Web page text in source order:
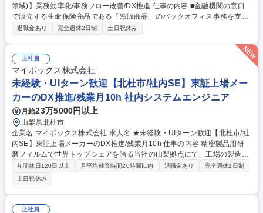
領域)】業務効率化/事務フロー改善/DX推進 仕事の内容 ■金融機関の窓口
で販売する生命保険商品である「窓販商品」のバックオフィス事務を支え
るシステム開発および事務企画ができる即戦力人材を募集しています。
プロジェクトの企画・立案、遂行（システム要件定義等も含む） ■上記に
関わる関係者（部内関係者、社内関係所管、社外企業等）とのコミュニケ
ーション・折衝 募集職種 【システム企画・事務企画(金融窓販領域)】業務
効率化/事務フロー改善/DX推進
退職金あり 完全週休2日制 土日祝休み
正社員
マイポックス株式会社
未経験・UIターン歓迎【北杜市/社内SE】東証上場メー
カーのDX推進/残業月10h 社内システムエンジニア
月給23万5000円以上
山梨県北杜市
企業名 マイポックス株式会社 求人名 ★未経験・UIターン歓迎【北杜市/社
内SE】東証上場メーカーのDX推進/残業月10h 仕事の内容 精密製品用研
磨フィルムで世界トップシェアを誇る当社の山梨拠点にて、工場の製造・
生産技術や社内のワークフロー・業務プロセスを効率化しつつ、デジタル
化を実現していただきます。 ■現場からの問い合わせ対応（Slack等での
ヘルプデスク） ■現場へのヒアリングと、手入力等アナログな非効率の可
視化 ■既存機器やWebアプリ等を活用した業務自動化の要件定義～実装
【ポイント】高度なITスキルより「現場の課題をどう解決するか」という
年間休日120日以上 月平均残業時間20時間以内 退職金あり
完全週休2日制
土日祝休み
正社員